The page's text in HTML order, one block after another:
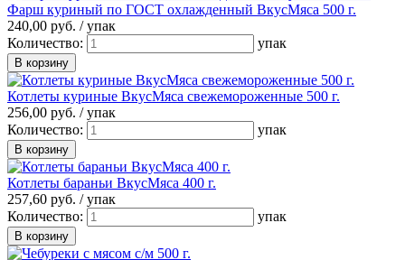
Фарш куриный по ГОСТ охлажденный ВкусМяса 500 г.
240,00 руб. /упак
Количество:
упак
Котлеты куриные ВкусМяса свежемороженные 500 г.
256,00 руб. /упак
Количество:
упак
Котлеты бараньи ВкусМяса 400 г.
257,60 руб. /упак
Количество:
упак